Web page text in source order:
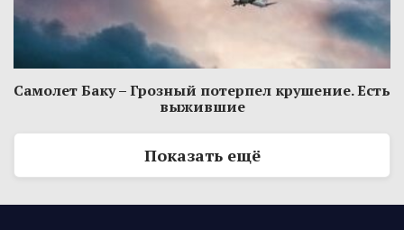
Самолет Баку – Грозный потерпел крушение. Есть
выжившие
Показать ещё